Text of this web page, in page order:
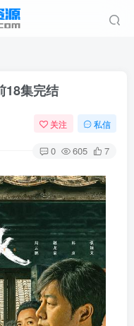
18集完结
关注 私信
0 605 7